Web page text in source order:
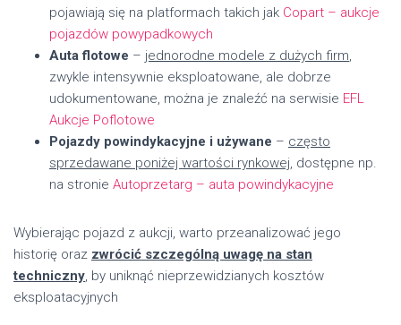
pojawiają się na platformach takich jak Copart – aukcje
pojazdów powypadkowych
Auta flotowe – jednorodne modele z dużych firm,
zwykle intensywnie eksploatowane, ale dobrze
udokumentowane, można je znaleźć na serwisie EFL
Aukcje Poflotowe
Pojazdy powindykacyjne i używane – często
sprzedawane poniżej wartości rynkowej, dostępne np.
na stronie Autoprzetarg – auta powindykacyjne
Wybierając pojazd z aukcji, warto przeanalizować jego
historię oraz zwrócić szczególną uwagę na stan
techniczny, by uniknąć nieprzewidzianych kosztów
eksploatacyjnych